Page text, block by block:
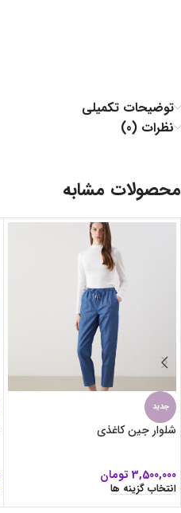
توضیحات تکمیلی
نظرات (0)
محصولات مشابه
جدید
شلوار جین کاغذی
3,500,000 تومان
انتخاب گزینه ها